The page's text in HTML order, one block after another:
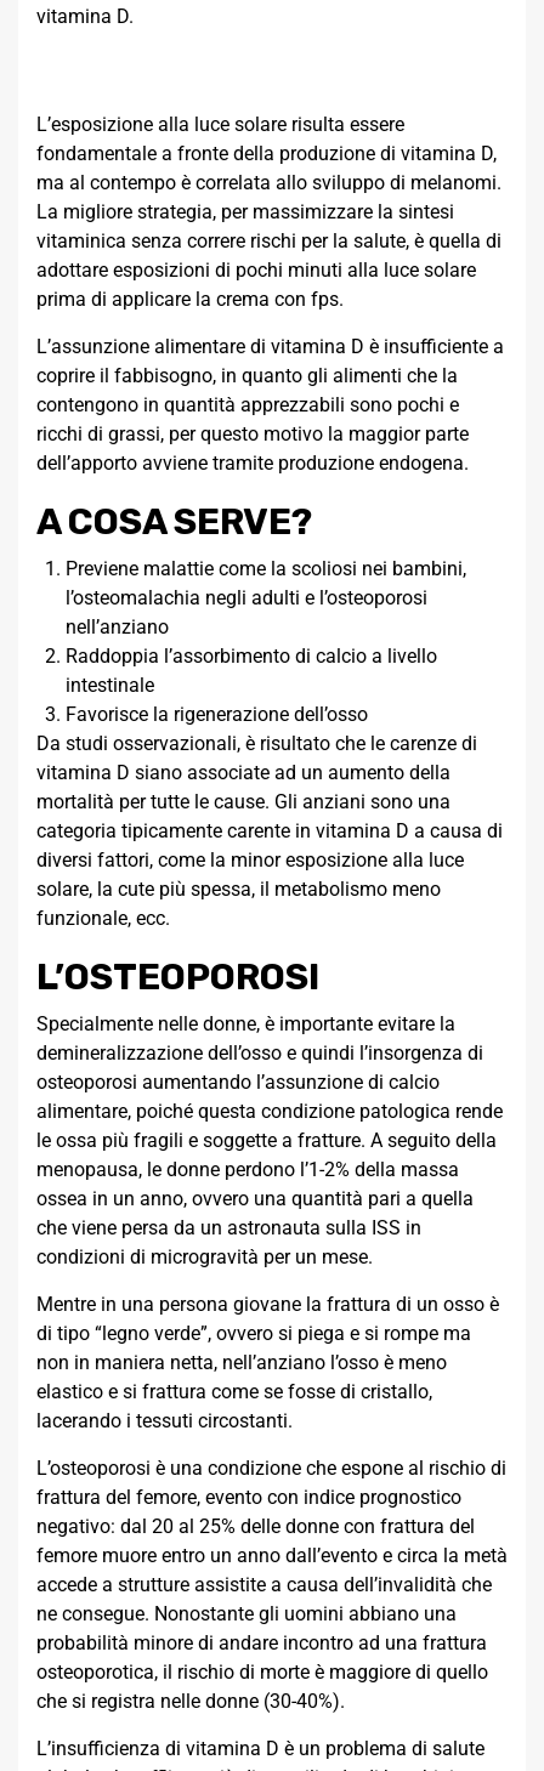
vitamina D.
L’esposizione alla luce solare risulta essere
fondamentale a fronte della produzione di vitamina D,
ma al contempo è correlata allo sviluppo di melanomi.
La migliore strategia, per massimizzare la sintesi
vitaminica senza correre rischi per la salute, è quella di
adottare esposizioni di pochi minuti alla luce solare
prima di applicare la crema con fps.
L’assunzione alimentare di vitamina D è insufficiente a
coprire il fabbisogno, in quanto gli alimenti che la
contengono in quantità apprezzabili sono pochi e
ricchi di grassi, per questo motivo la maggior parte
dell’apporto avviene tramite produzione endogena.
A COSA SERVE?
Previene malattie come la scoliosi nei bambini,
l’osteomalachia negli adulti e l’osteoporosi
nell’anziano
Raddoppia l’assorbimento di calcio a livello
intestinale
Favorisce la rigenerazione dell’osso
Da studi osservazionali, è risultato che le carenze di
vitamina D siano associate ad un aumento della
mortalità per tutte le cause. Gli anziani sono una
categoria tipicamente carente in vitamina D a causa di
diversi fattori, come la minor esposizione alla luce
solare, la cute più spessa, il metabolismo meno
funzionale, ecc.
L’OSTEOPOROSI
Specialmente nelle donne, è importante evitare la
demineralizzazione dell’osso e quindi l’insorgenza di
osteoporosi aumentando l’assunzione di calcio
alimentare, poiché questa condizione patologica rende
le ossa più fragili e soggette a fratture. A seguito della
menopausa, le donne perdono l’1-2% della massa
ossea in un anno, ovvero una quantità pari a quella
che viene persa da un astronauta sulla ISS in
condizioni di microgravità per un mese.
Mentre in una persona giovane la frattura di un osso è
di tipo “legno verde”, ovvero si piega e si rompe ma
non in maniera netta, nell’anziano l’osso è meno
elastico e si frattura come se fosse di cristallo,
lacerando i tessuti circostanti.
L’osteoporosi è una condizione che espone al rischio di
frattura del femore, evento con indice prognostico
negativo: dal 20 al 25% delle donne con frattura del
femore muore entro un anno dall’evento e circa la metà
accede a strutture assistite a causa dell’invalidità che
ne consegue. Nonostante gli uomini abbiano una
probabilità minore di andare incontro ad una frattura
osteoporotica, il rischio di morte è maggiore di quello
che si registra nelle donne (30-40%).
L’insufficienza di vitamina D è un problema di salute